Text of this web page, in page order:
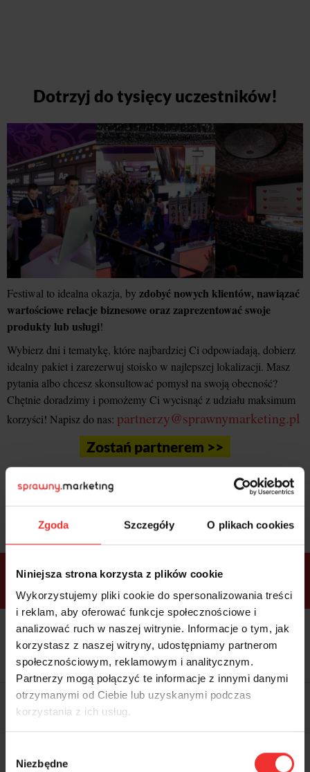
Zgoda Szczegóły O plikach cookies
Niniejsza strona korzysta z plików cookie
Wykorzystujemy pliki cookie do spersonalizowania treści
i reklam, aby oferować funkcje społecznościowe i
analizować ruch w naszej witrynie. Informacje o tym, jak
korzystasz z naszej witryny, udostępniamy partnerom
społecznościowym, reklamowym i analitycznym.
Partnerzy mogą połączyć te informacje z innymi danymi
otrzymanymi od Ciebie lub uzyskanymi podczas
korzystania z ich usług.
zgody
Niezbędne
Dotrzyj do tysięcy uczestników!
Festiwal to idealna okazja, by zdobyć nowych klientów, nawiązać
wartościowe relacje biznesowe oraz zaprezentować swoje
produkty lub usługi!
Wybierz dni i tematykę, które najbardziej Ci odpowiadają, dobierz
idealny pakiet i zarezerwuj stoisko w najlepszej lokalizacji. Masz
pytania albo chcesz skonsultować pomysł na swoją obecność?
Chętnie doradzimy i pomożemy Ci wycisnąć z udziału maksimum
korzyści! Napisz do nas: partnerzy@sprawnymarketing.pl
Zostań partnerem >>
Sprawdź bonusyi wybierz bilet
ramach
pakietów
VIP Premium
Kolacja z prelegentami i before
party (Hotel Sheraton, 27.10) tylko
wbilecie ALLPASS VIP
Dostępne
tylko w
bilecie
ALLPASS
VIP
Dedykowana strefa VIP z
możliwością networkingu z
prelegentami i wystawcami w
WARTOŚĆ: 1970 zł